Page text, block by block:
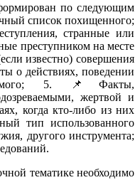
по следующим
список похищенного;
странные или
преступником на месте
известно) совершения
о действиях, поведении
5. 📌Факты,
жертвой и
когда кто-либо из них
тип использованного
другого инструмента;
тематике необходимо